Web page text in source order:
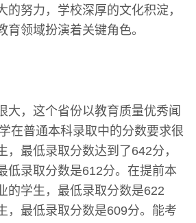
的努力，学校深厚的文化积淀，
育领域扮演着关键角色。
大，这个省份以教育质量优秀闻
在普通本科录取中的分数要求很
，最低录取分数达到了642分，
低录取分数是612分。在提前本
的学生，最低录取分数是622
，最低录取分数是609分。能考